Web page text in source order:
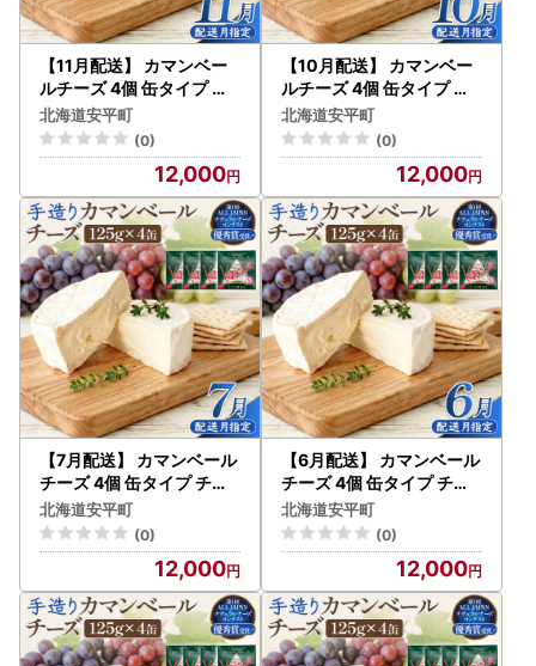
【11月配送】 カマンベー
ルチーズ 4個 缶タイプ チ
ーズ工房角谷 KAKUYA カ
マンベール 配送月指定
北海道安平町
(0)
12,000
【10月配送】 カマンベー
ルチーズ 4個 缶タイプ チ
ーズ工房角谷 KAKUYA カ
マンベール 配送月指定
北海道安平町
(0)
12,000
【7月配送】 カマンベール
チーズ 4個 缶タイプ チー
ズ工房角谷 KAKUYA カマ
ンベール 配送月指定
北海道安平町
(0)
12,000
【6月配送】 カマンベール
チーズ 4個 缶タイプ チー
ズ工房角谷 KAKUYA カマ
ンベール 配送月指定
北海道安平町
(0)
12,000